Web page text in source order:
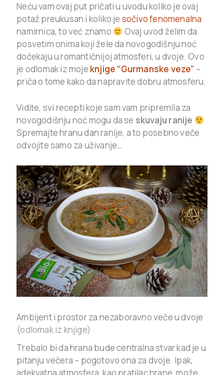
Neću vam ovaj put pričati u uvodu koliko je ovaj
potaž preukusan i koliko je sočivo fenomenalna
namirnica, to već znamo
Ovaj uvod želim da
posvetim onima koji žele da novogodišnju noć
dočekaju u romantičnijoj atmosferi, u dvoje. Ovo
je odlomak iz moje knjige “Gurmanske veze” –
priča o tome kako da napravite dobru atmosferu.
Vidite, svi recepti koje sam vam pripremila za
novogodišnju noć mogu da se skuvaju ranije
Spremajte hranu dan ranije, a to posebno veče
odvojite samo za uživanje…
Ambijent i prostor za nezaboravno veče u dvoje
(odlomak iz knjige)
Trebalo bi da hrana bude centralna stvar kad je u
pitanju večera – pogotovo ona za dvoje. Ipak,